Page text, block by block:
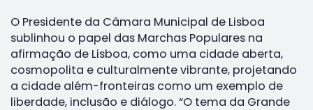
O Presidente da Câmara Municipal de Lisboa
sublinhou o papel das Marchas Populares na
afirmação de Lisboa, como uma cidade aberta,
cosmopolita e culturalmente vibrante, projetando
a cidade além-fronteiras como um exemplo de
liberdade, inclusão e diálogo. “O tema da Grande